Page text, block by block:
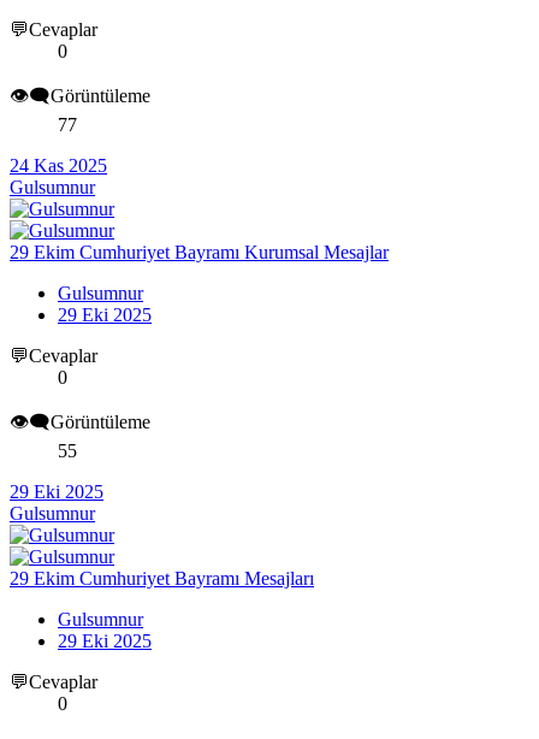
💬Cevaplar
0
👁️‍🗨️Görüntüleme
77
24 Kas 2025
Gulsumnur
29 Ekim Cumhuriyet Bayramı Kurumsal Mesajlar
Gulsumnur
29 Eki 2025
💬Cevaplar
0
👁️‍🗨️Görüntüleme
55
29 Eki 2025
Gulsumnur
29 Ekim Cumhuriyet Bayramı Mesajları
Gulsumnur
29 Eki 2025
💬Cevaplar
0